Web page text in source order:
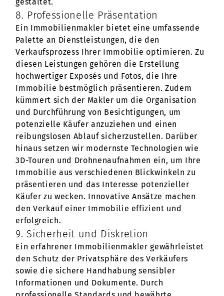
8. Professionelle Präsentation
Ein Immobilienmakler bietet eine umfassende
Palette an Dienstleistungen, die den
Verkaufsprozess Ihrer Immobilie optimieren. Zu
diesen Leistungen gehören die Erstellung
hochwertiger Exposés und Fotos, die Ihre
Immobilie bestmöglich präsentieren. Zudem
kümmert sich der Makler um die Organisation
und Durchführung von Besichtigungen, um
potenzielle Käufer anzuziehen und einen
reibungslosen Ablauf sicherzustellen. Darüber
hinaus setzen wir modernste Technologien wie
3D-Touren und Drohnenaufnahmen ein, um Ihre
Immobilie aus verschiedenen Blickwinkeln zu
präsentieren und das Interesse potenzieller
Käufer zu wecken. Innovative Ansätze machen
den Verkauf einer Immobilie effizient und
erfolgreich.
9. Sicherheit und Diskretion
Ein erfahrener Immobilienmakler gewährleistet
den Schutz der Privatsphäre des Verkäufers
sowie die sichere Handhabung sensibler
Informationen und Dokumente. Durch